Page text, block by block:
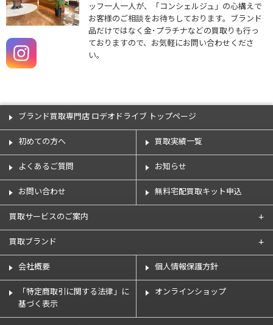
ッフ一人一人が、「コンシェルジュ」の心構えで
お客様のご相談をお待ちしております。ブランド
品だけではなく金･プラチナなどの買取りも行っ
ておりますので、お気軽にお問い合わせくださ
い。
ブランド買取専門店 ロデオドライブ トップページ
初めての方へ 買取実績一覧
よくあるご質問 お知らせ
お問い合わせ 無料宅配買取キット申込
買取サービスのご案内
買取ブランド
会社概要 個人情報保護方針
「特定商取引に関する法律」に
基づく表示
オンラインショップ